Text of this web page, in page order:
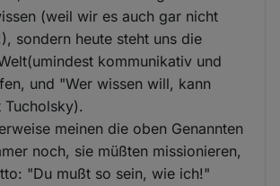
(weil wir es auch gar nicht
sondern heute steht uns die
kommunikativ und
und "Wer wissen will, kann
meinen die oben Genannten
noch, sie müßten missionieren,
"Du mußt so sein, wie ich!"